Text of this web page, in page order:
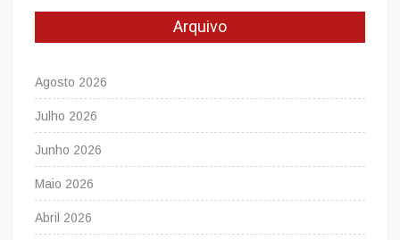
Arquivo
Agosto 2026
Julho 2026
Junho 2026
Maio 2026
Abril 2026